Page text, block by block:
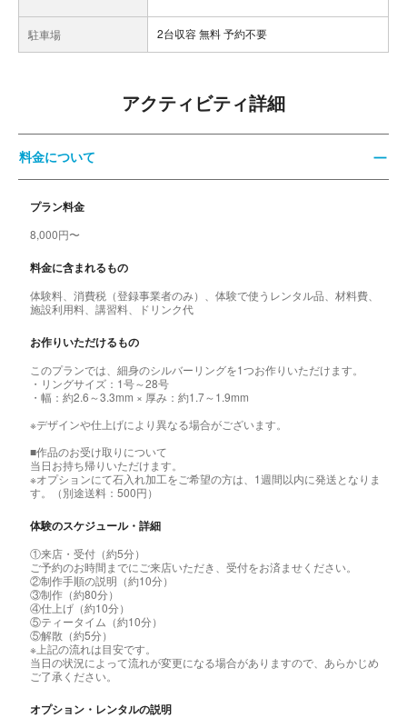
駐車場 2台収容 無料 予約不要
アクティビティ詳細
料金について
プラン料金
8,000円〜
料金に含まれるもの
体験料、消費税（登録事業者のみ）、体験で使うレンタル品、材料費、
施設利用料、講習料、ドリンク代
お作りいただけるもの
このプランでは、細身のシルバーリングを1つお作りいただけます。
・リングサイズ：1号～28号
・幅：約2.6～3.3mm × 厚み：約1.7～1.9mm
※デザインや仕上げにより異なる場合がございます。
■作品のお受け取りについて
当日お持ち帰りいただけます。
※オプションにて石入れ加工をご希望の方は、1週間以内に発送となりま
す。（別途送料：500円）
体験のスケジュール・詳細
①来店・受付（約5分）
ご予約のお時間までにご来店いただき、受付をお済ませください。
②制作手順の説明（約10分）
③制作（約80分）
④仕上げ（約10分）
⑤ティータイム（約10分）
⑤解散（約5分）
※上記の流れは目安です。
当日の状況によって流れが変更になる場合がありますので、あらかじめ
ご了承ください。
オプション・レンタルの説明